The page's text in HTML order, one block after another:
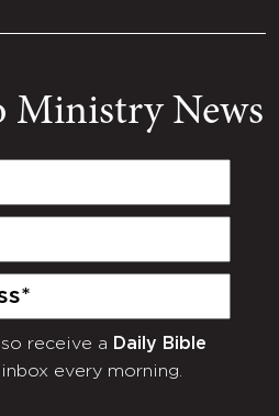
Ministry News
receive a Daily Bible
every morning.